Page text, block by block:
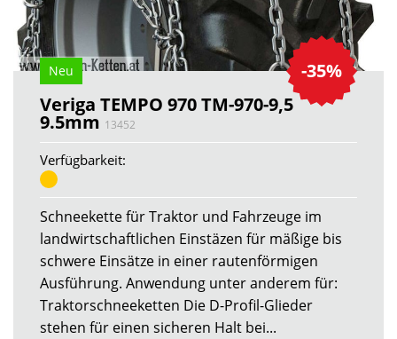
-35%
Neu
Veriga TEMPO 970 TM-970-9,5
9.5mm 13452
Verfügbarkeit:
Schneekette für Traktor und Fahrzeuge im
landwirtschaftlichen Einstäzen für mäßige bis
schwere Einsätze in einer rautenförmigen
Ausführung. Anwendung unter anderem für:
Traktorschneeketten Die D-Profil-Glieder
stehen für einen sicheren Halt bei...